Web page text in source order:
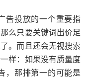
告投放的一个重要指
么只要关键词出价足
。而且还会无视搜索
样：如果没有质量度
，那排第一的可能是